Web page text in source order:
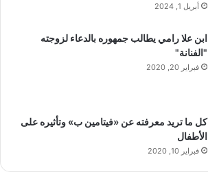
أبريل 1, 2024
ابن علا رامي يطالب جمهوره بالدعاء لزوجته
"الفنانة"
فبراير 20, 2020
كل ما تريد معرفته عن «فيتامين ب» وتأثيره على
الأطفال
فبراير 10, 2020